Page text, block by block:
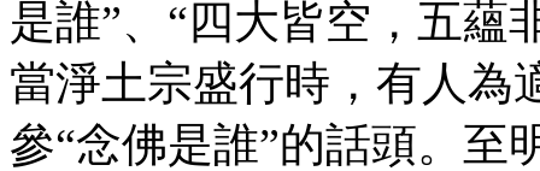
是誰”、“四大皆空，五蘊
當淨土宗盛行時，有人為
參“念佛是誰”的話頭。至